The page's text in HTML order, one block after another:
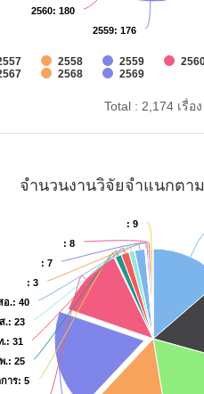
2559: 176
2559: 176
2560: 180
2560: 180
2558 2559
2568 2569
Total : 2,174 เรื่อง
จำนวนงานวิจัยจำแนกตา
าร: 5
าร: 5
.: 25
.: 25
.: 31
.: 31
.: 23
.: 23
อ.: 40
อ.: 40
: 3
: 3
: 7
: 7
: 8
: 8
: 9
: 9